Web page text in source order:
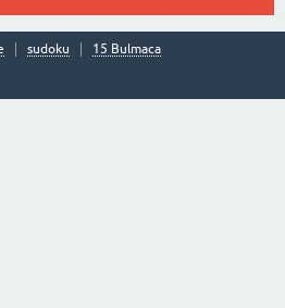
sudoku
15 Bulmaca